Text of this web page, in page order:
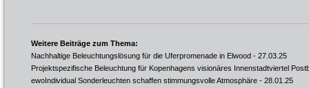
Weitere Beiträge zum Thema:
Nachhaltige Beleuchtungslösung für die Uferpromenade in Elwood - 27.03.25
Projektspezifische Beleuchtung für Kopenhagens visionäres Innenstadtviertel
ewoIndividual Sonderleuchten schaffen stimmungsvolle Atmosphäre - 28.01.25